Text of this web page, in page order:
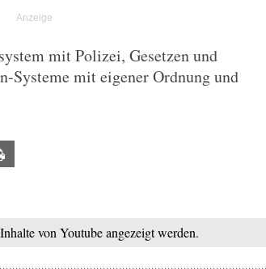
mit Polizei, Gesetzen und
Systeme mit eigener Ordnung und
von Youtube angezeigt werden.